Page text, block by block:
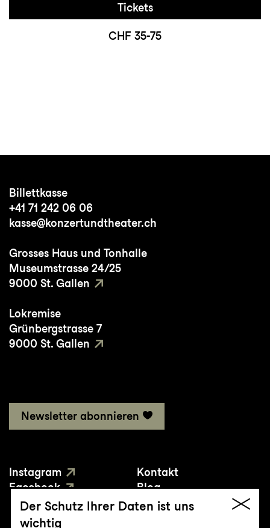
Tickets
CHF 35-75
Billettkasse
+41 71 242 06 06
kasse@konzertundtheater.ch
Grosses Haus und Tonhalle
Museumstrasse 24/25
9000 St. Gallen
Lokremise
Grünbergstrasse 7
9000 St. Gallen
Newsletter abonnieren
Instagram
Facebook
YouTube
Kontakt
Blog
Presse
Der Schutz Ihrer Daten ist uns
wichtig